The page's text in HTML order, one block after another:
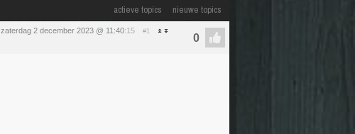
actieve topics nieuwe topics
zaterdag 2 december 2023 @ 11:40:15 #1